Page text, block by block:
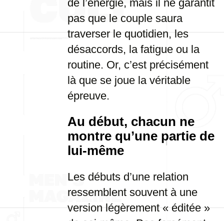
de l’énergie, mais il ne garantit
pas que le couple saura
traverser le quotidien, les
désaccords, la fatigue ou la
routine. Or, c’est précisément
là que se joue la véritable
épreuve.
Au début, chacun ne
montre qu’une partie de
lui-même
Les débuts d’une relation
ressemblent souvent à une
version légèrement « éditée »